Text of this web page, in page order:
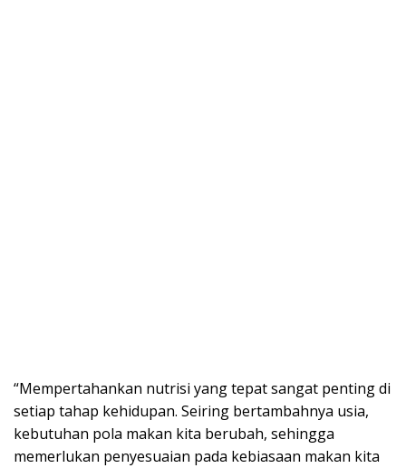
“Mempertahankan nutrisi yang tepat sangat penting di
setiap tahap kehidupan. Seiring bertambahnya usia,
kebutuhan pola makan kita berubah, sehingga
memerlukan penyesuaian pada kebiasaan makan kita